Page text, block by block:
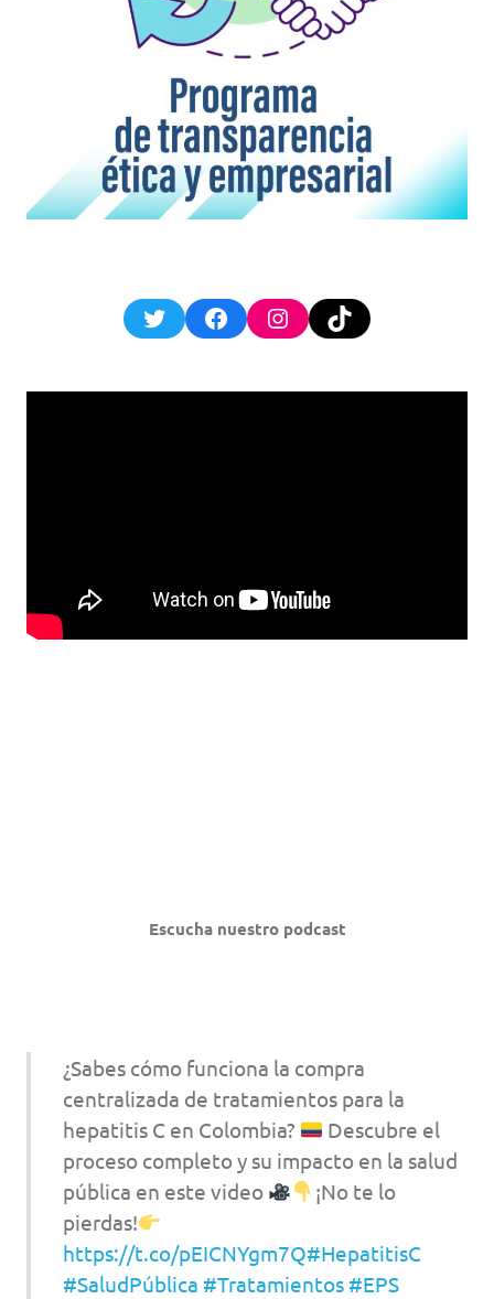
TwitterFacebookInstagram
TikTok
Escucha nuestro podcast
¿Sabes cómo funciona la compra
centralizada de tratamientos para la
hepatitis C en Colombia?
Descubre el
proceso completo y su impacto en la salud
pública en este video
¡No te lo
pierdas!
https://t.co/pEICNYgm7Q#HepatitisC
#SaludPública #Tratamientos #EPS